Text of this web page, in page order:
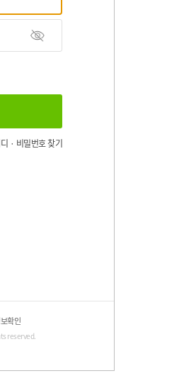
· 비밀번호 찾기
확인
reserved.